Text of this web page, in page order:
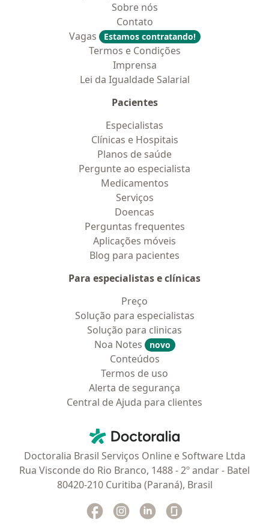
Sobre nós
Contato
Vagas
Estamos contratando!
Termos e Condições
Imprensa
Lei da Igualdade Salarial
Pacientes
Especialistas
Clínicas e Hospitais
Planos de saúde
Pergunte ao especialista
Medicamentos
Serviços
Doencas
Perguntas frequentes
Aplicações móveis
Blog para pacientes
Para especialistas e clínicas
Preço
Solução para especialistas
Solução para clinicas
Noa Notes
novo
Conteúdos
Termos de uso
Alerta de segurança
Central de Ajuda para clientes
Doctoralia - Homepage
Doctoralia Brasil Serviços Online e Software Ltda
Rua Visconde do Rio Branco, 1488 - 2º andar - Batel
80420-210 Curitiba (Paraná), Brasil
Facebook
abre num novo separador
Instagram
abre num novo separador
Linkedin
abre num novo